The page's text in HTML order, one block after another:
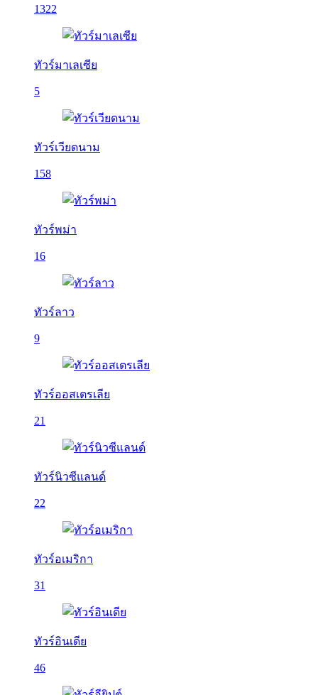
1322
ทัวร์มาเลเซีย
5
ทัวร์เวียดนาม
158
ทัวร์พม่า
16
ทัวร์ลาว
9
ทัวร์ออสเตรเลีย
21
ทัวร์นิวซีแลนด์
22
ทัวร์อเมริกา
31
ทัวร์อินเดีย
46